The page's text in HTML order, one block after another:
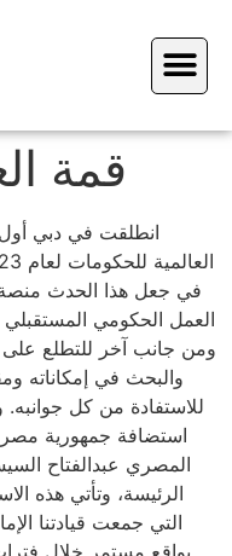
قمة
انطلقت في دبي
في جعل هذا الحدث
العمل الحكومي المستقبلي
ومن جانب آخر للتطلع
والبحث في إمكاناته
للاستفادة من كل
استضافة جمهورية
المصري عبدالفتاح
الرئيسة، وتأتي هذه
التي جمعت قيادتنا
بواقع مستمر خلال